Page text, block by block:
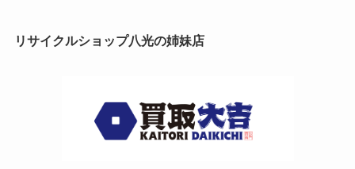
リサイクルショップ八光の姉妹店